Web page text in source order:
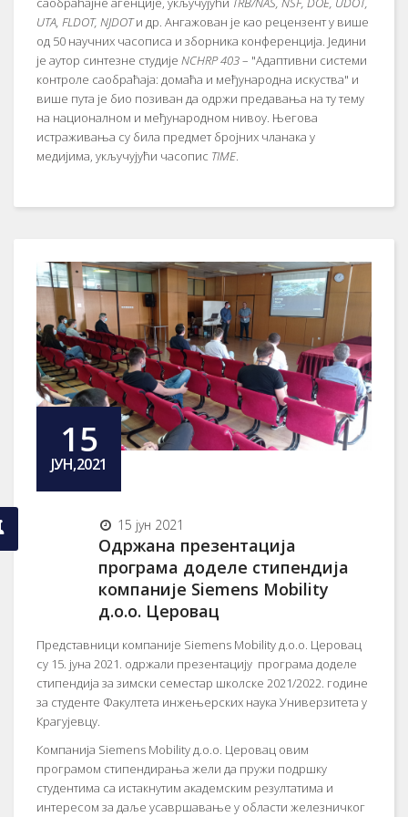
UTA, FLDOT, NJDOTи др. Ангажован је као рецензент у више
од 50 научних часописа и зборника конференција. Једини
је аутор синтезне студије NCHRP 403– "Адаптивни системи
контроле саобраћаја: домаћа и међународна искуства" и
више пута је био позиван да одржи предавања на ту тему
на националном и међународном нивоу. Његова
истраживања су била предмет бројних чланака у
медијима, укључујући часопис TIME.
15
ЈУН,2021
15 јун 2021
Одржана презентација
програма доделе стипендија
компаније Siemens Mobility
д.о.о. Церовац
Представници компаније Siemens Mobility д.о.о. Церовац
су 15. јуна 2021. одржали презентацију програма доделе
стипендија за зимски семестар школске 2021/2022. године
за студенте Факултета инжењерских наука Универзитета у
Крагујевцу.
Компанија Siemens Mobility д.о.о. Церовац овим
програмом стипендирања жели да пружи подршку
студентима са истакнутим академским резултатима и
интересом за даље усавршавање у области железничког